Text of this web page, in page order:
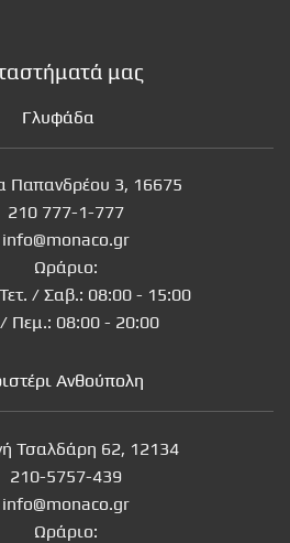
μας
Γλυφάδα
Παπανδρέου 3, 16675
210 777-1-777
info@monaco.gr
Ωράριο:
/ Σαβ.: 08:00 - 15:00
Πεμ.: 08:00 - 20:00
Ανθούπολη
Τσαλδάρη 62, 12134
210-5757-439
info@monaco.gr
Ωράριο: